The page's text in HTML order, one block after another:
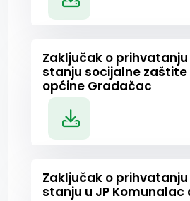
Zaključak o
stanju socijalne
općine Gradačac
Zaključak o
stanju u JP